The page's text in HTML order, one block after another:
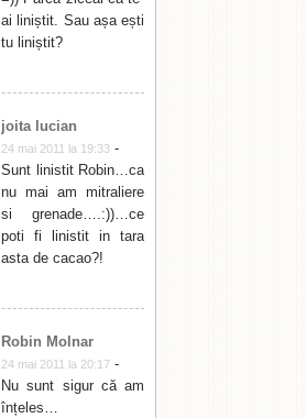
ai liniștit. Sau așa ești
tu liniștit?
joita lucian
24 mai 2011 la 19:33 -
Sunt linistit Robin…ca
nu mai am mitraliere
si grenade….:))…ce
poti fi linistit in tara
asta de cacao?!
Robin Molnar
24 mai 2011 la 20:17 -
Nu sunt sigur că am
înțeles…